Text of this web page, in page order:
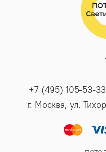
+7 (495) 105-53-33
г. Москва, ул.